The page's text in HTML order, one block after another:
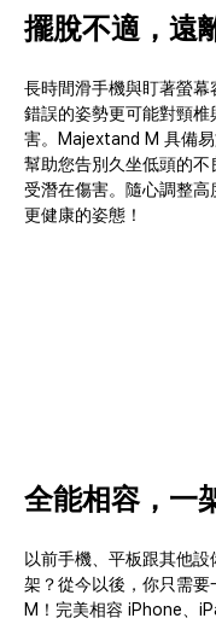
擺脫不適，遠
長時間滑手機與盯著螢幕
錯誤的姿勢更可能對頸
害。Majextand M 具備
幫助您告別久坐低頭的
受潛在傷害。隨心調整高
更健康的姿態！
全能相容，一
以前手機、平板跟其他設
架？從今以後，你只需
M！完美相容 iPhone、